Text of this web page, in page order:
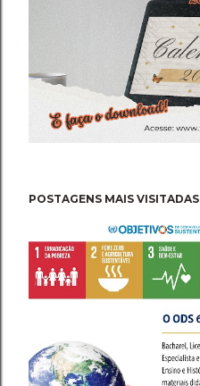
POSTAGENS MAIS VISITADAS